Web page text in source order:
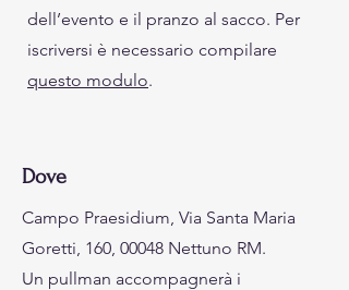
dell’evento e il pranzo al sacco. Per
iscriversi è necessario compilare
questo modulo.
Dove
Campo Praesidium, Via Santa Maria
Goretti, 160, 00048 Nettuno RM.
Un pullman accompagnerà i